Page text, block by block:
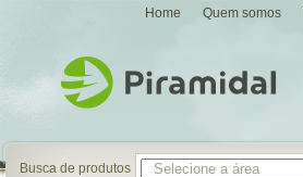
Home Quem somos
Busca de produtos